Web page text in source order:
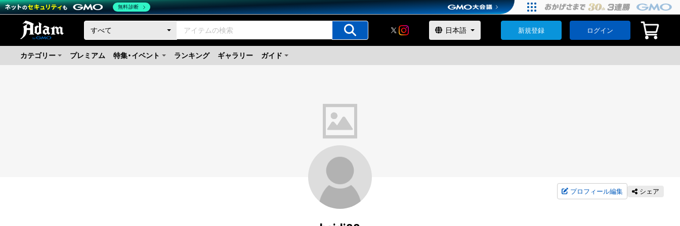
新規登録 ログイン
カテゴリー プレミアム 特集・イベント ランキング ギャラリー ガイド
プロフィール編集 シェア
無料診断